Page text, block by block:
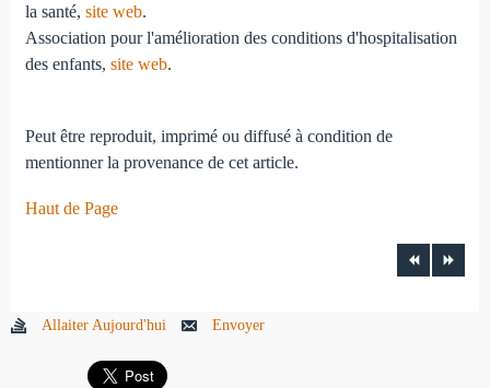
la santé, site web.
Association pour l'amélioration des conditions d'hospitalisation
des enfants, site web.
Peut être reproduit, imprimé ou diffusé à condition de
mentionner la provenance de cet article.
Haut de Page
Allaiter Aujourd'hui Envoyer